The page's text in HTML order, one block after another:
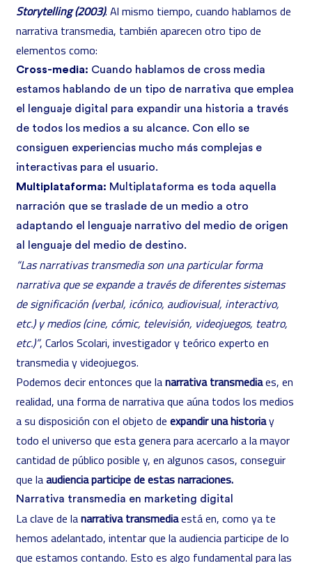
Storytelling (2003). Al mismo tiempo, cuando hablamos de
narrativa transmedia, también aparecen otro tipo de
elementos como:
Cross-media: Cuando hablamos de cross media
estamos hablando de un tipo de narrativa que emplea
el lenguaje digital para expandir una historia a través
de todos los medios a su alcance. Con ello se
consiguen experiencias mucho más complejas e
interactivas para el usuario.
Multiplataforma: Multiplataforma es toda aquella
narración que se traslade de un medio a otro
adaptando el lenguaje narrativo del medio de origen
al lenguaje del medio de destino.
“Las narrativas transmedia son una particular forma
narrativa que se expande a través de diferentes sistemas
de significación (verbal, icónico, audiovisual, interactivo,
etc.) y medios (cine, cómic, televisión, videojuegos, teatro,
etc.)”, Carlos Scolari, investigador y teórico experto en
transmedia y videojuegos.
Podemos decir entonces que lanarrativa transmediaes, en
realidad, una forma de narrativa que aúna todos los medios
a su disposición con el objeto de expandir una historiay
todo el universo que esta genera para acercarlo a la mayor
cantidad de público posible y, en algunos casos, conseguir
que laaudiencia participe de estas narraciones.
Narrativa transmedia en marketing digital
La clave de lanarrativa transmediaestá en, como ya te
hemos adelantado, intentar que la audiencia participe de lo
que estamos contando. Esto es algo fundamental para las